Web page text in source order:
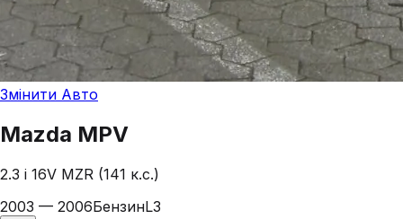
Змінити Авто
Mazda MPV
2.3 i 16V MZR (141 к.с.)
2003 — 2006БензинL3